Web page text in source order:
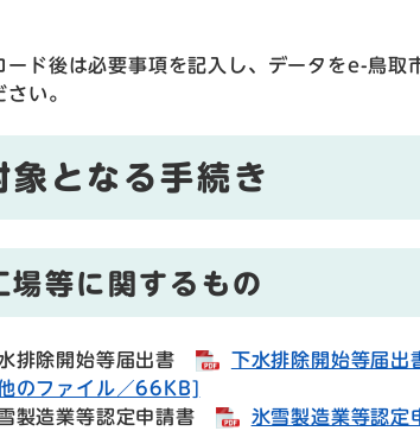
ード後は必要事項を記入し、データをe-鳥
さい。
象となる手続き
場等に関するもの
排除開始等届出書 下水排除開始等届
のファイル／66KB]
製造業等認定申請書
氷雪製造業等認